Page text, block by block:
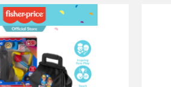
ปกครอง หรือผู้เชี่ยวชาญ ไม่นำเข้าจมูก